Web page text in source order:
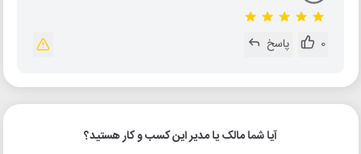
0 پاسخ
آیا شما مالک یا مدیر این کسب و کار هستید؟